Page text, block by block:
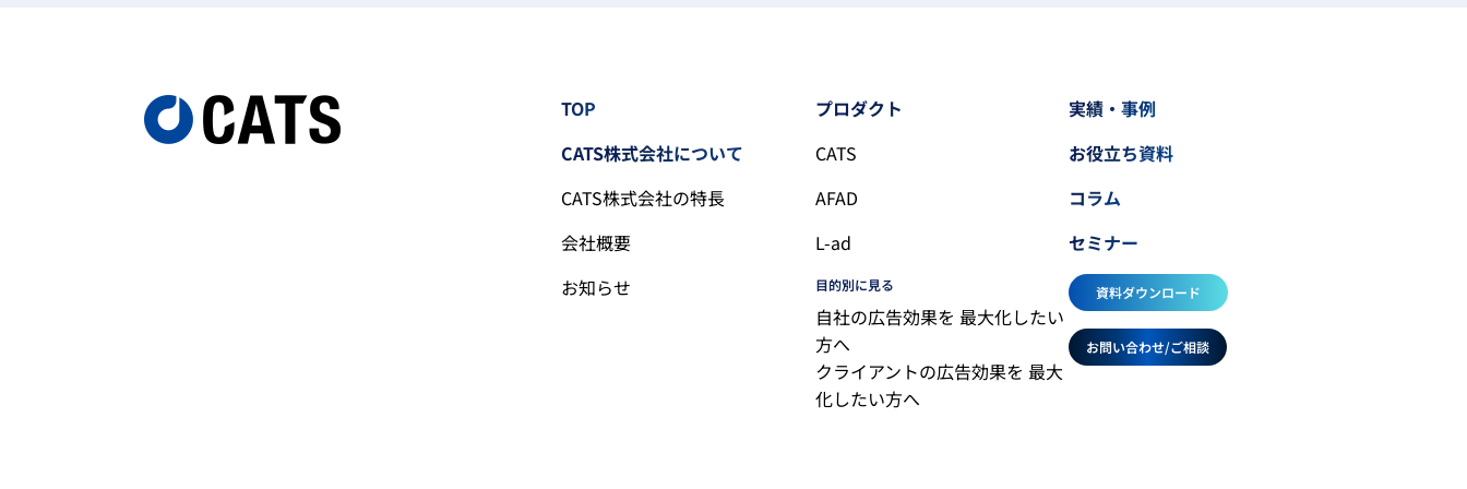
TOP
CATS株式会社について
CATS株式会社の特長
会社概要
お知らせ
プロダクト
CATS
AFAD
L-ad
目的別に見る
自社の広告効果を 最大化したい
方へ
クライアントの広告効果を 最大
化したい方へ
実績・事例
お役立ち資料
コラム
セミナー
資料ダウンロード
お問い合わせ/ご相談